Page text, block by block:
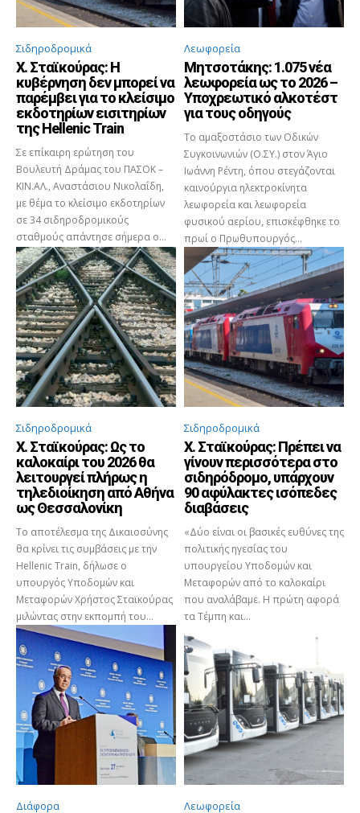
Σιδηροδρομικά
Χ. Σταϊκούρας: Η
κυβέρνηση δεν μπορεί να
παρέμβει για το κλείσιμο
εκδοτηρίων εισιτηρίων
της Hellenic Train
Σε επίκαιρη ερώτηση του
Βουλευτή Δράμας του ΠΑΣΟΚ –
ΚΙΝ.ΑΛ., Αναστάσιου Νικολαΐδη,
με θέμα το κλείσιμο εκδοτηρίων
σε 34 σιδηροδρομικούς
σταθμούς απάντησε σήμερα ο...
Λεωφορεία
Μητσοτάκης: 1.075 νέα
λεωφορεία ως το 2026 –
Υποχρεωτικό αλκοτέστ
για τους οδηγούς
Το αμαξοστάσιο των Οδικών
Συγκοινωνιών (Ο.ΣΥ.) στον Άγιο
Ιωάννη Ρέντη, όπου στεγάζονται
καινούργια ηλεκτροκίνητα
λεωφορεία και λεωφορεία
φυσικού αερίου, επισκέφθηκε το
πρωί ο Πρωθυπουργός...
Σιδηροδρομικά
Χ. Σταϊκούρας: Ως το
καλοκαίρι του 2026 θα
λειτουργεί πλήρως η
τηλεδιοίκηση από Αθήνα
ως Θεσσαλονίκη
Το αποτέλεσμα της Δικαιοσύνης
θα κρίνει τις συμβάσεις με την
Hellenic Train, δήλωσε ο
υπουργός Υποδομών και
Μεταφορών Χρήστος Σταϊκούρας
μιλώντας στην εκπομπή του...
Σιδηροδρομικά
Χ. Σταϊκούρας: Πρέπει να
γίνουν περισσότερα στο
σιδηρόδρομο, υπάρχουν
90 αφύλακτες ισόπεδες
διαβάσεις
«Δύο είναι οι βασικές ευθύνες της
πολιτικής ηγεσίας του
υπουργείου Υποδομών και
Μεταφορών από το καλοκαίρι
που αναλάβαμε. Η πρώτη αφορά
τα Τέμπη και...
Διάφορα Λεωφορεία